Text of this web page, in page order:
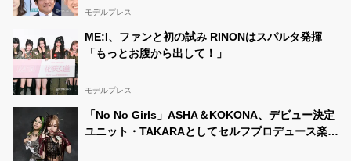
モデルプレス
ME:I、ファンと初の試み RINONはスパルタ発揮
「もっとお腹から出して！」
モデルプレス
「No No Girls」ASHA＆KOKONA、デビュー決定
ユニット・TAKARAとしてセルフプロデュース楽曲